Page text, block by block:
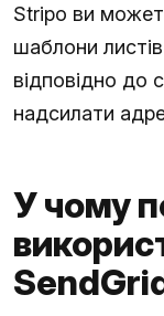
Stripo ви
шаблони
відповідно до
надсилати
У чому